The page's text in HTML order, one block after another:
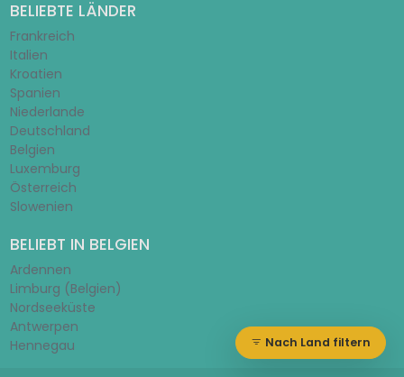
Nach Land filtern
BELIEBTE LÄNDER
Frankreich
Italien
Kroatien
Spanien
Niederlande
Deutschland
Belgien
Luxemburg
Österreich
Slowenien
BELIEBT IN BELGIEN
Ardennen
Limburg (Belgien)
Nordseeküste
Antwerpen
Hennegau